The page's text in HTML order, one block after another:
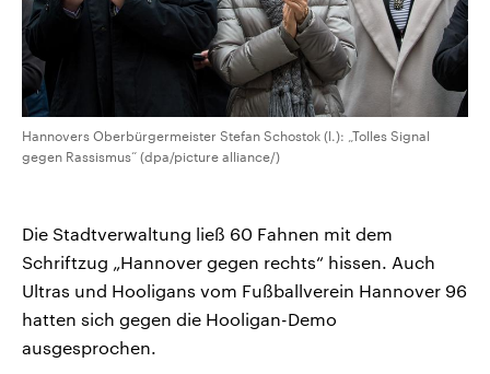
Hannovers Oberbürgermeister Stefan Schostok (l.): „Tolles Signal
gegen Rassismus“ (dpa/picture alliance/)
Die Stadtverwaltung ließ 60 Fahnen mit dem
Schriftzug „Hannover gegen rechts“ hissen. Auch
Ultras und Hooligans vom Fußballverein Hannover 96
hatten sich gegen die Hooligan-Demo
ausgesprochen.